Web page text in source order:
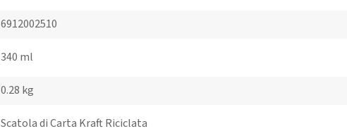
6912002510
340 ml
0.28 kg
Scatola di Carta Kraft Riciclata